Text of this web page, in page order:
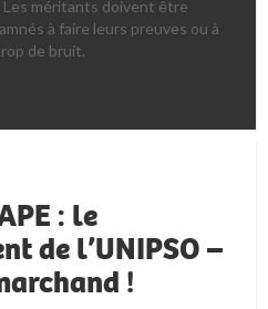
méritants doivent être
à faire leurs preuves ou à
de bruit.
: le
de l’UNIPSO –
!